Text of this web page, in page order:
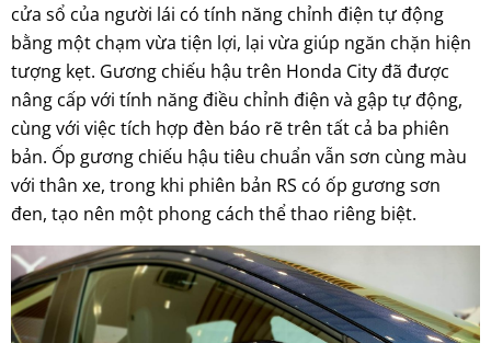
cửa sổ của người lái có tính năng chỉnh điện tự động
bằng một chạm vừa tiện lợi, lại vừa giúp ngăn chặn hiện
tượng kẹt. Gương chiếu hậu trên Honda City đã được
nâng cấp với tính năng điều chỉnh điện và gập tự động,
cùng với việc tích hợp đèn báo rẽ trên tất cả ba phiên
bản. Ốp gương chiếu hậu tiêu chuẩn vẫn sơn cùng màu
với thân xe, trong khi phiên bản RS có ốp gương sơn
đen, tạo nên một phong cách thể thao riêng biệt.